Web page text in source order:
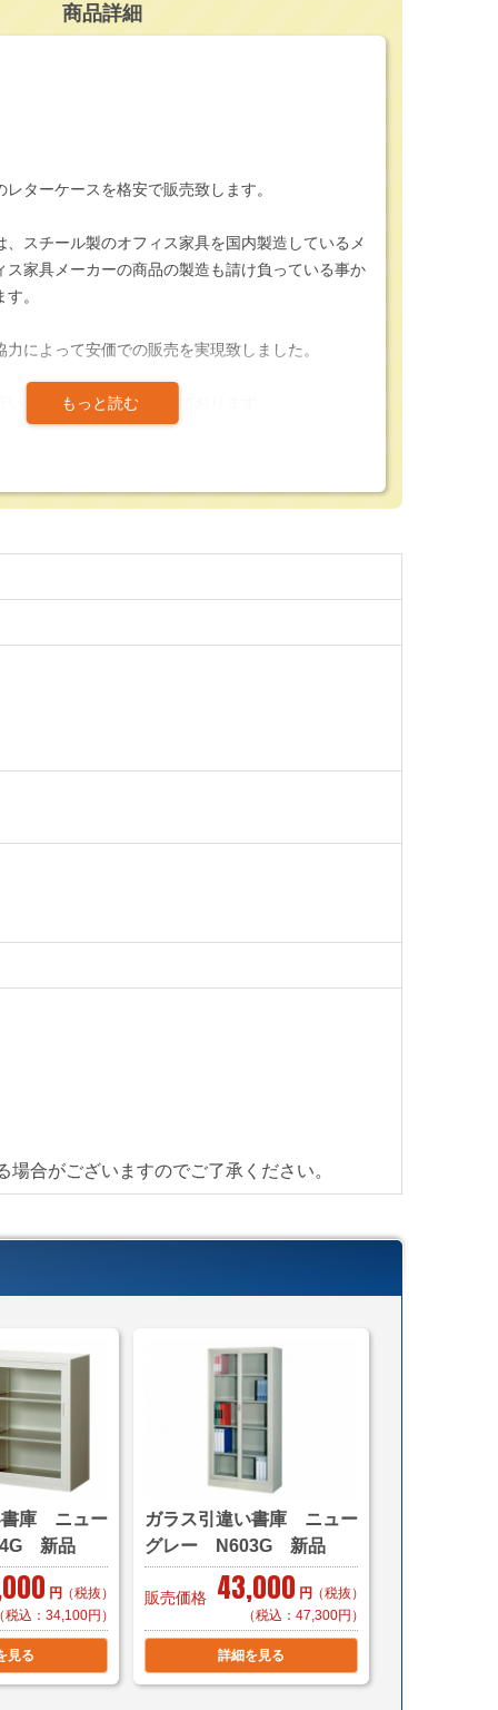
商品詳細
ターケースを格安で販売致します。
、スチール製のオフィス家具を国内製造しているメ
ス家具メーカーの商品の製造も請け負っている事か
。
によって安価での販売を実現致しました。
、確かな品質を確認しております。
いますので安心してお買い求め頂けます。
はこちら
先渡し ）
はこちら
ります。
（自社便 軒先渡し）
・搬入設置 階段無し）
￥3,260（ヤマトらくらく家財便 Ａランク）
3,260（ヤマトらくらく家財便 Ａラン
￥3,500（メーカー直送 車上荷台渡し）
入の場合は同梱等、最良の方法で送料を算出させ
（要事前連絡）
合がございますのでご了承ください。
書庫 ニュー
新品
円 （税抜）
税込：34,100円）
見る
ガラス引違い書庫 ニュー
グレー N603G 新品
販売価格 43,000 円 （税抜）
（税込：47,300円）
詳細を見る